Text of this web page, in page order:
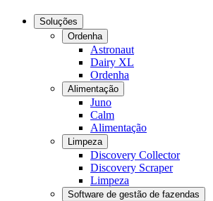
Soluções
Ordenha
Astronaut
Dairy XL
Ordenha
Alimentação
Juno
Calm
Alimentação
Limpeza
Discovery Collector
Discovery Scraper
Limpeza
Software de gestão de fazendas